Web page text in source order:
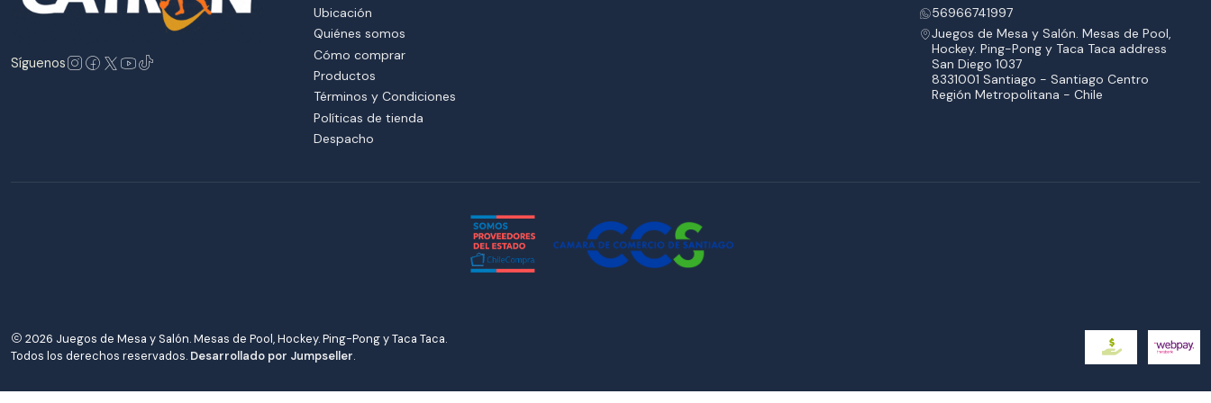
Síguenos
Ubicación
Quiénes somos
Cómo comprar
Productos
Términos y Condiciones
Políticas de tienda
Despacho
56966741997
Juegos de Mesa y Salón. Mesas de Pool,
Hockey. Ping-Pong y Taca Taca address
San Diego 1037
8331001 Santiago - Santiago Centro
Región Metropolitana - Chile
2026 Juegos de Mesa y Salón. Mesas de Pool, Hockey. Ping-Pong y Taca Taca.
Todos los derechos reservados. Desarrollado por Jumpseller.